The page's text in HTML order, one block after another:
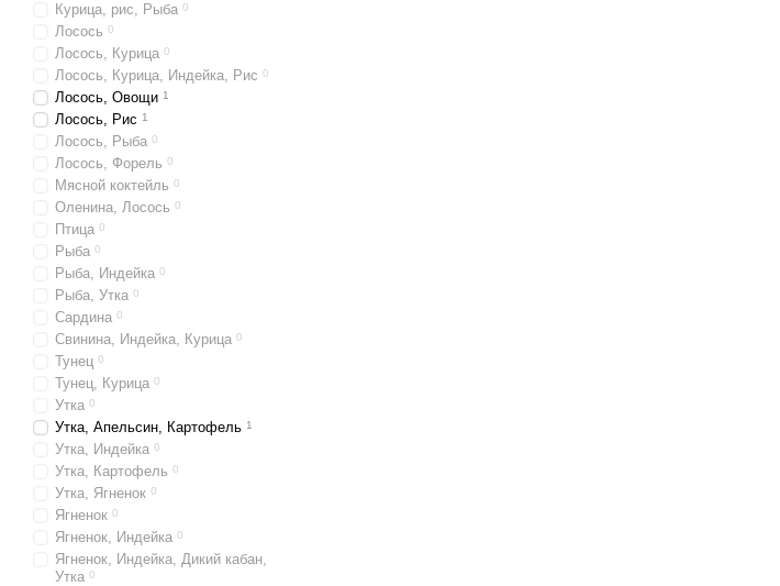
Курица, рис, Рыба 0
Лосось 0
Лосось, Курица 0
Лосось, Курица, Индейка, Рис 0
Лосось, Овощи 1
Лосось, Рис 1
Лосось, Рыба 0
Лосось, Форель 0
Мясной коктейль 0
Оленина, Лосось 0
Птица 0
Рыба 0
Рыба, Индейка 0
Рыба, Утка 0
Сардина 0
Свинина, Индейка, Курица 0
Тунец 0
Тунец, Курица 0
Утка 0
Утка, Апельсин, Картофель 1
Утка, Индейка 0
Утка, Картофель 0
Утка, Ягненок 0
Ягненок 0
Ягненок, Индейка 0
Ягненок, Индейка, Дикий кабан,
Утка 0